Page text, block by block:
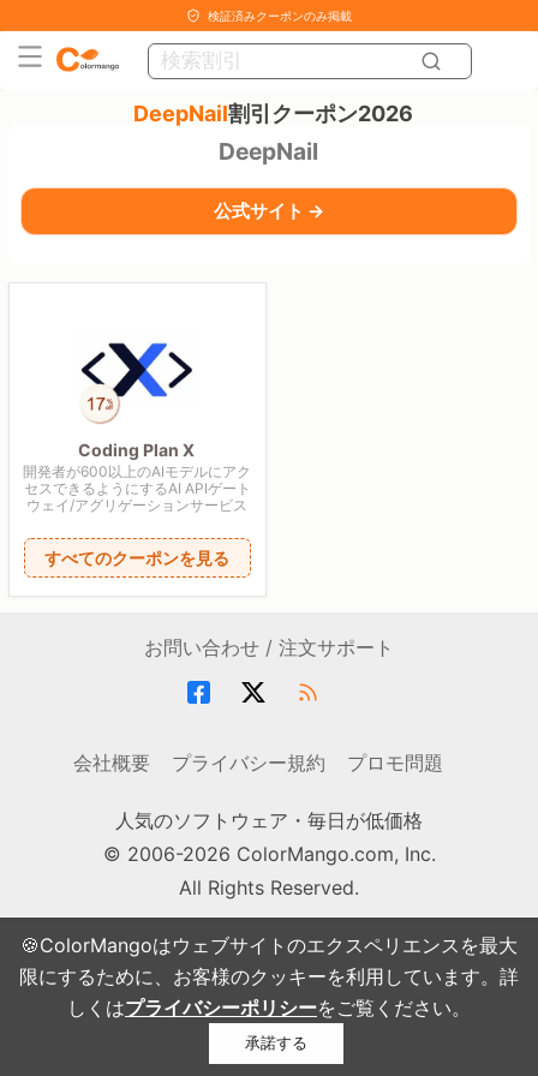
🍪ColorMangoはウェブサイトのエクスペリエンスを最大
限にするために、お客様のクッキーを利用しています。詳
しくはプライバシーポリシーをご覧ください。
承諾する
検証済みクーポンのみ掲載
DeepNail割引クーポン2026
DeepNail
公式サイト →
Coding Plan X
開発者が600以上のAIモデルにアク
セスできるようにするAI APIゲート
ウェイ/アグリゲーションサービス
すべてのクーポンを見る
お問い合わせ / 注文サポート
会社概要 プライバシー規約 プロモ問題
人気のソフトウェア・毎日が低価格
© 2006-2026 ColorMango.com, Inc.
All Rights Reserved.